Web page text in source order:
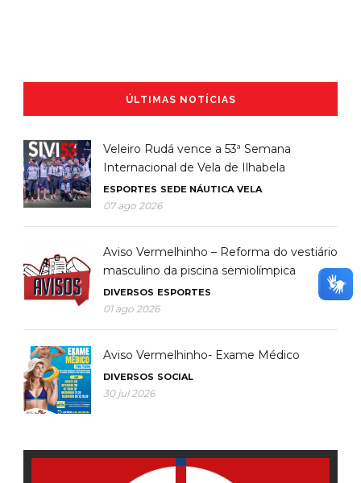
ÚLTIMAS NOTÍCIAS
Veleiro Rudá vence a 53ª Semana
Internacional de Vela de Ilhabela
ESPORTES SEDE NÁUTICA VELA
07 ago 2026
Aviso Vermelhinho – Reforma do vestiário
masculino da piscina semiolímpica
DIVERSOS ESPORTES
01 ago 2026
Aviso Vermelhinho- Exame Médico
DIVERSOS SOCIAL
30 jul 2026